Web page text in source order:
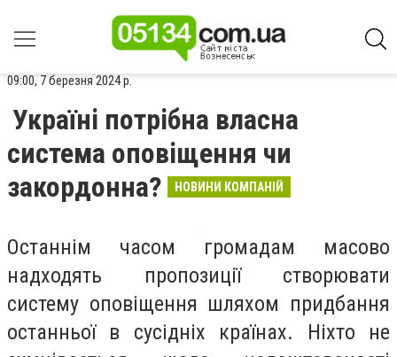
09:00, 7 березня 2024 р.
Україні потрібна власна
система оповіщення чи
закордонна?
НОВИНИ КОМПАНІЙ
Останнім часом громадам масово
надходять пропозиції створювати
систему оповіщення шляхом придбання
останньої в сусідніх країнах. Ніхто не